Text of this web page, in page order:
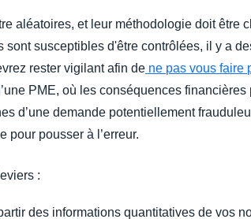
aléatoires, et leur méthodologie doit être
susceptibles d'être contrôlées, il y a
rester vigilant afin de ne pas vous faire
PME, où les conséquences
d’une demande potentiellement
pour pousser à l’erreur.
:
des informations quantitatives de vos